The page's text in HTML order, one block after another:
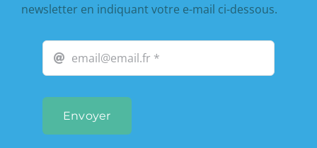
newsletter en indiquant votre e-mail ci-dessous.
Envoyer